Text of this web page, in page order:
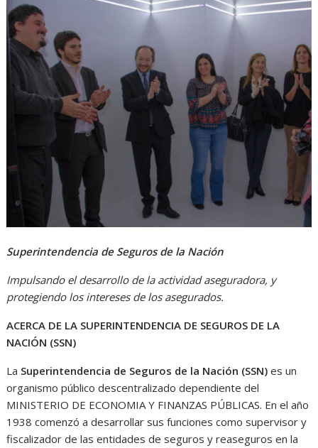
Superintendencia de Seguros de la Nación
Impulsando el desarrollo de la actividad aseguradora, y
protegiendo los intereses de los asegurados.
ACERCA DE LA SUPERINTENDENCIA DE SEGUROS DE LA
NACIÓN (SSN)
La Superintendencia de Seguros de la Nación (SSN) es un
organismo público descentralizado dependiente del
MINISTERIO DE ECONOMIA Y FINANZAS PÚBLICAS. En el año
1938 comenzó a desarrollar sus funciones como supervisor y
fiscalizador de las entidades de seguros y reaseguros en la